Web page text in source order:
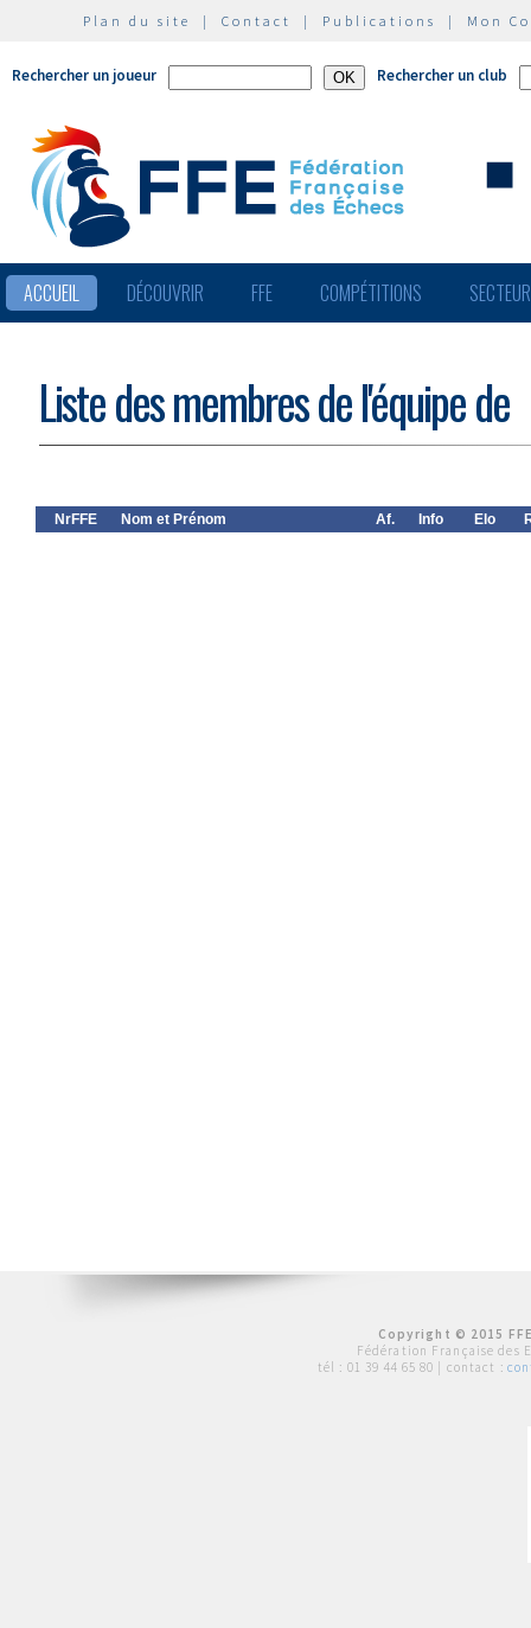
Plan du site | Contact | Publications | Mon
Rechercher un joueur Rechercher un club
ACCUEIL DÉCOUVRIR FFE COMPÉTITIONS
Liste des membres de l'équipe de
NrFFE Nom et Prénom Af. Info Elo
Copyright © 2015
Fédération Française des
tél : 01 39 44 65 80 | contact :